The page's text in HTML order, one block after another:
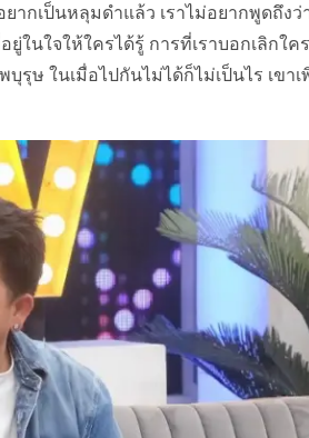
ยากเป็นหลุมดำแล้ว เราไม่อยากพูดถึงว่
ยู่ในใจให้ใครได้รู้ การที่เราบอกเลิกใ
ษ ในเมื่อไปกันไม่ได้ก็ไม่เป็นไร เขาเ